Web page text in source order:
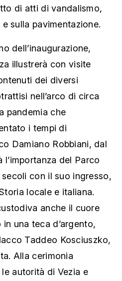
di atti di vandalismo,
sulla pavimentazione.
dell’inaugurazione,
illustrerà con visite
dei diversi
nell’arco di circa
pandemia che
i tempi di
Damiano Robbiani, dal
del Parco
con il suo ingresso,
locale e italiana.
anche il cuore
una teca d’argento,
Taddeo Kosciuszko,
Alla cerimonia
autorità di Vezia e